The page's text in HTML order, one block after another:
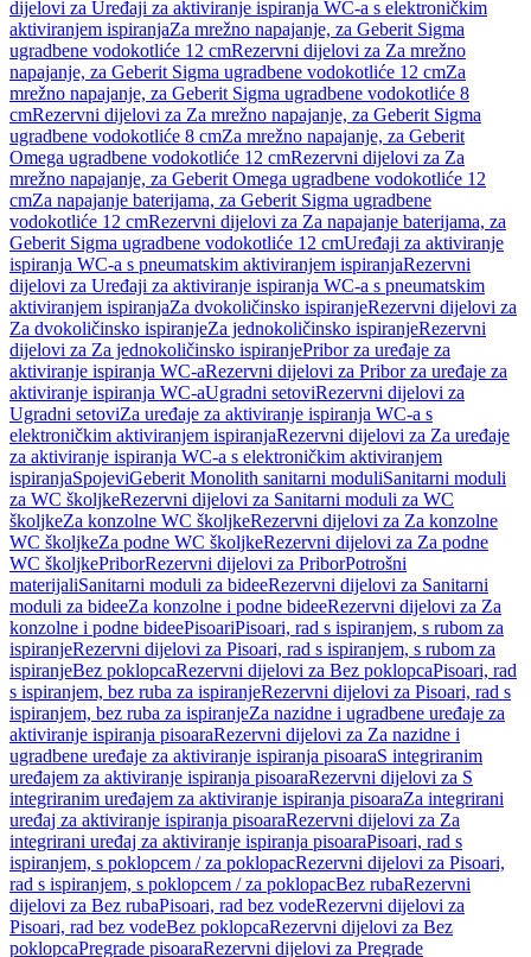
dijelovi za Uređaji za aktiviranje ispiranja WC-a s elektroničkim
aktiviranjem ispiranjaZa mrežno napajanje, za Geberit Sigma
ugradbene vodokotliće 12 cmRezervni dijelovi za Za mrežno
napajanje, za Geberit Sigma ugradbene vodokotliće 12 cmZa
mrežno napajanje, za Geberit Sigma ugradbene vodokotliće 8
cmRezervni dijelovi za Za mrežno napajanje, za Geberit Sigma
ugradbene vodokotliće 8 cmZa mrežno napajanje, za Geberit
Omega ugradbene vodokotliće 12 cmRezervni dijelovi za Za
mrežno napajanje, za Geberit Omega ugradbene vodokotliće 12
cmZa napajanje baterijama, za Geberit Sigma ugradbene
vodokotliće 12 cmRezervni dijelovi za Za napajanje baterijama, za
Geberit Sigma ugradbene vodokotliće 12 cmUređaji za aktiviranje
ispiranja WC-a s pneumatskim aktiviranjem ispiranjaRezervni
dijelovi za Uređaji za aktiviranje ispiranja WC-a s pneumatskim
aktiviranjem ispiranjaZa dvokoličinsko ispiranjeRezervni dijelovi za
Za dvokoličinsko ispiranjeZa jednokoličinsko ispiranjeRezervni
dijelovi za Za jednokoličinsko ispiranjePribor za uređaje za
aktiviranje ispiranja WC-aRezervni dijelovi za Pribor za uređaje za
aktiviranje ispiranja WC-aUgradni setoviRezervni dijelovi za
Ugradni setoviZa uređaje za aktiviranje ispiranja WC-a s
elektroničkim aktiviranjem ispiranjaRezervni dijelovi za Za uređaje
za aktiviranje ispiranja WC-a s elektroničkim aktiviranjem
ispiranjaSpojeviGeberit Monolith sanitarni moduliSanitarni moduli
za WC školjkeRezervni dijelovi za Sanitarni moduli za WC
školjkeZa konzolne WC školjkeRezervni dijelovi za Za konzolne
WC školjkeZa podne WC školjkeRezervni dijelovi za Za podne
WC školjkePriborRezervni dijelovi za PriborPotrošni
materijaliSanitarni moduli za bideeRezervni dijelovi za Sanitarni
moduli za bideeZa konzolne i podne bideeRezervni dijelovi za Za
konzolne i podne bideePisoariPisoari, rad s ispiranjem, s rubom za
ispiranjeRezervni dijelovi za Pisoari, rad s ispiranjem, s rubom za
ispiranjeBez poklopcaRezervni dijelovi za Bez poklopcaPisoari, rad
s ispiranjem, bez ruba za ispiranjeRezervni dijelovi za Pisoari, rad s
ispiranjem, bez ruba za ispiranjeZa nazidne i ugradbene uređaje za
aktiviranje ispiranja pisoaraRezervni dijelovi za Za nazidne i
ugradbene uređaje za aktiviranje ispiranja pisoaraS integriranim
uređajem za aktiviranje ispiranja pisoaraRezervni dijelovi za S
integriranim uređajem za aktiviranje ispiranja pisoaraZa integrirani
uređaj za aktiviranje ispiranja pisoaraRezervni dijelovi za Za
integrirani uređaj za aktiviranje ispiranja pisoaraPisoari, rad s
ispiranjem, s poklopcem / za poklopacRezervni dijelovi za Pisoari,
rad s ispiranjem, s poklopcem / za poklopacBez rubaRezervni
dijelovi za Bez rubaPisoari, rad bez vodeRezervni dijelovi za
Pisoari, rad bez vodeBez poklopcaRezervni dijelovi za Bez
poklopcaPregrade pisoaraRezervni dijelovi za Pregrade